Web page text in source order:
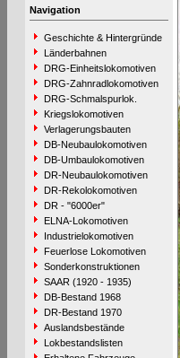
Navigation
Geschichte & Hintergründe
Länderbahnen
DRG-Einheitslokomotiven
DRG-Zahnradlokomotiven
DRG-Schmalspurlok.
Kriegslokomotiven
Verlagerungsbauten
DB-Neubaulokomotiven
DB-Umbaulokomotiven
DR-Neubaulokomotiven
DR-Rekolokomotiven
DR - "6000er"
ELNA-Lokomotiven
Industrielokomotiven
Feuerlose Lokomotiven
Sonderkonstruktionen
SAAR (1920 - 1935)
DB-Bestand 1968
DR-Bestand 1970
Auslandsbestände
Lokbestandslisten